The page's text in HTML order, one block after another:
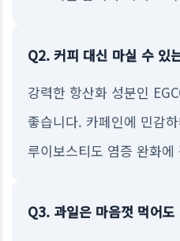
Q2. 커피 대신 마실 수 있
강력한 항산화 성분인
좋습니다. 카페인에 민감
루이보스티도 염증 완화
Q3. 과일은 마음껏 먹어도